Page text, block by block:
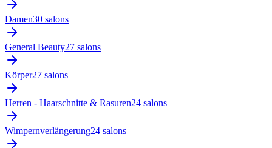
Damen30 salons
General Beauty27 salons
Körper27 salons
Herren - Haarschnitte & Rasuren24 salons
Wimpernverlängerung24 salons